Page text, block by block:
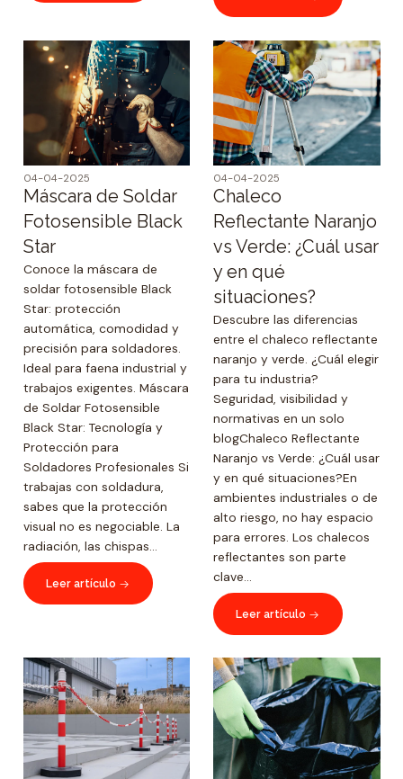
04-04-2025
Máscara de Soldar
Fotosensible Black
Star
Conoce la máscara de
soldar fotosensible Black
Star: protección
automática, comodidad y
precisión para soldadores.
Ideal para faena industrial y
trabajos exigentes. Máscara
de Soldar Fotosensible
Black Star: Tecnología y
Protección para
Soldadores Profesionales Si
trabajas con soldadura,
sabes que la protección
visual no es negociable. La
radiación, las chispas...
Leer artículo
04-04-2025
Chaleco
Reflectante Naranjo
vs Verde: ¿Cuál usar
y en qué
situaciones?
Descubre las diferencias
entre el chaleco reflectante
naranjo y verde. ¿Cuál elegir
para tu industria?
Seguridad, visibilidad y
normativas en un solo
blogChaleco Reflectante
Naranjo vs Verde: ¿Cuál usar
y en qué situaciones?En
ambientes industriales o de
alto riesgo, no hay espacio
para errores. Los chalecos
reflectantes son parte
clave...
Leer artículo